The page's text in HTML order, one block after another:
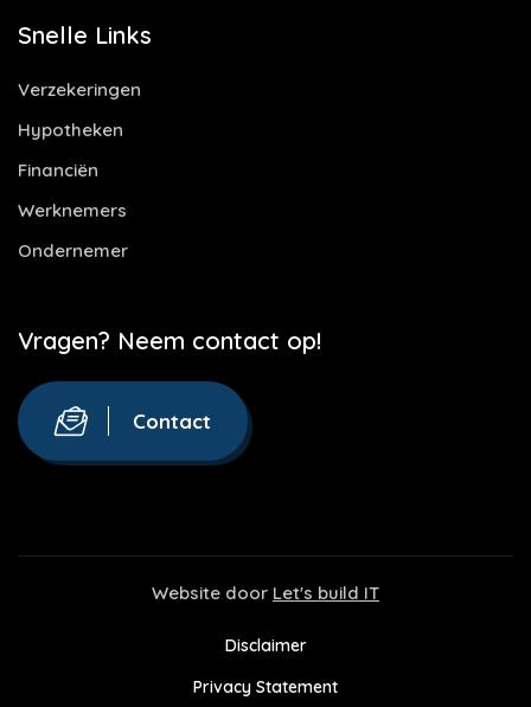
Snelle Links
Verzekeringen
Hypotheken
Financiën
Werknemers
Ondernemer
Vragen? Neem contact op!
Contact
Website door Let's build IT
Disclaimer
Privacy Statement